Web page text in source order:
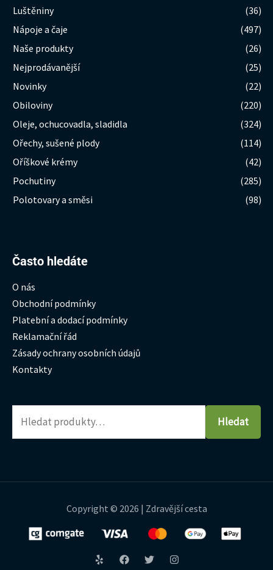
Luštěniny
(36)
Nápoje a čaje
(497)
Naše produkty
(26)
Nejprodávanější
(25)
Novinky
(22)
Obiloviny
(220)
Oleje, ochucovadla, sladidla
(324)
Ořechy, sušené plody
(114)
Oříškové krémy
(42)
Pochutiny
(285)
Polotovary a směsi
(98)
Často hledáte
O nás
Obchodní podmínky
Platební a dodací podmínky
Reklamační řád
Zásady ochrany osobních údajů
Kontakty
Hledat:
Hledat
Copyright © 2026 | Zdravější cesta